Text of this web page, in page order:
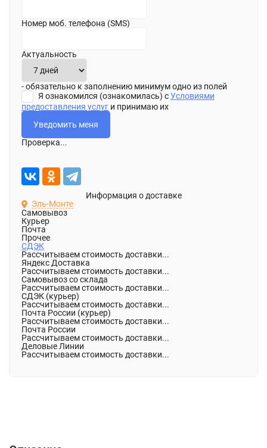
Номер моб. телефона (SMS)
Актуальность
- обязательно к заполнению минимум одно из полей
Я ознакомился (ознакомилась) сУсловиями
предоставления услуг и принимаю их
Проверка...
Информация о доставке
Эль-Монте
Самовывоз
Курьер
Почта
Прочее
СДЭК
Рассчитываем стоимость доставки...
Яндекс Доставка
Рассчитываем стоимость доставки...
Самовывоз со склада
Рассчитываем стоимость доставки...
СДЭК (курьер)
Рассчитываем стоимость доставки...
Почта России (курьер)
Рассчитываем стоимость доставки...
Почта России
Рассчитываем стоимость доставки...
Деловые Линии
Рассчитываем стоимость доставки...